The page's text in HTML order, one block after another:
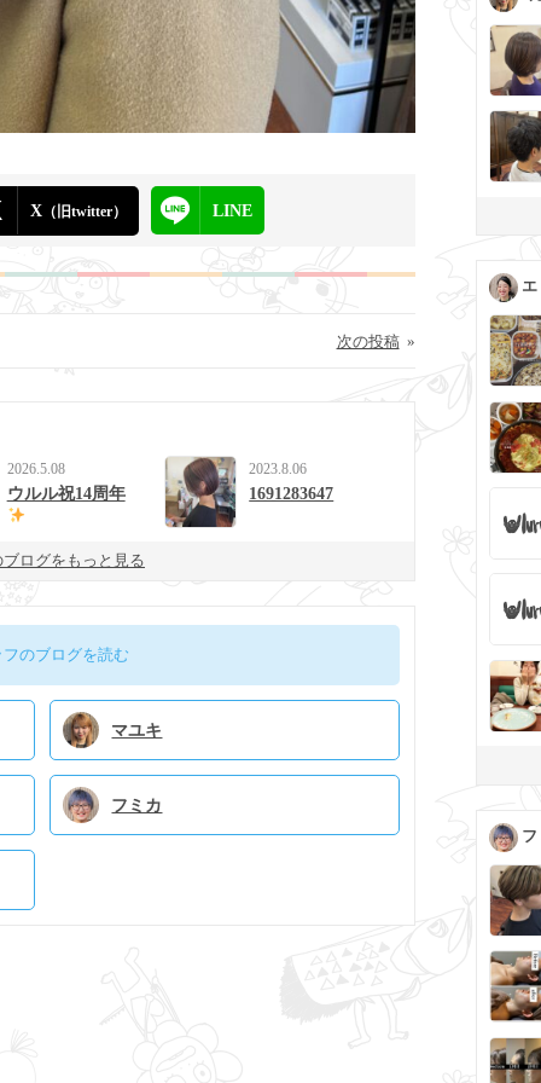
X （旧twitter） LINE
»
次の投稿
2026.5.08
ウルル祝14周年
2023.8.06
1691283647
ログをもっと見る
のブログを読む
マユキ
フミカ